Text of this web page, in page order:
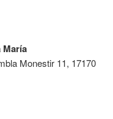
María
Monestir 11, 17170